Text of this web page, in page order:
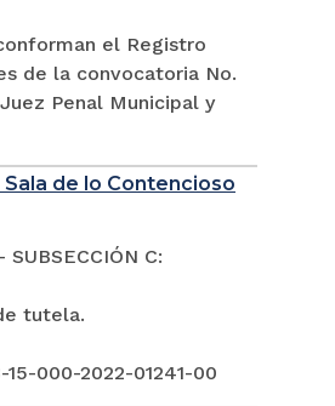
el Registro
de la convocatoria No.
Penal Municipal y
de lo Contencioso
SUBSECCIÓN C:
tutela.
15-000-2022-01241-00